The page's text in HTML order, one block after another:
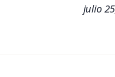
julio